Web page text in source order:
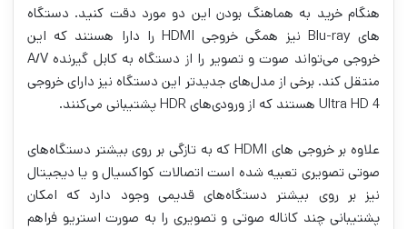
هنگام خرید به هماهنگ بودن این دو مورد دقت کنید. دستگاه
های Blu-ray نیز همگی خروجی HDMI را دارا هستند که این
خروجی می‌تواند صوت و تصویر را از دستگاه به کابل گیرنده A/V
منتقل کند. برخی از مدل‌های جدیدتر این دستگاه نیز دارای خروجی
Ultra HD 4 هستند که از ورودی‌های HDR پشتیبانی می‌کنند.
علاوه بر خروجی های HDMI که به تازگی بر روی بیشتر دستگاه‌های
صوتی تصویری تعبیه شده است اتصالات کواکسیال و یا دیجیتال
نیز بر روی بیشتر دستگاه‌های قدیمی وجود دارد که امکان
پشتیبانی چند کاناله صوتی و تصویری را به صورت استریو فراهم